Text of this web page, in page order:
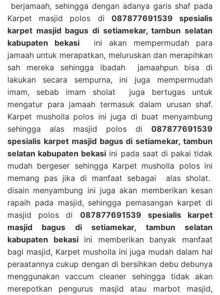
berjamaah, sehingga dengan adanya garis shaf pada
Karpet masjid polos di 087877691539 spesialis
karpet masjid bagus di setiamekar, tambun selatan
kabupaten bekasi ini akan mempermudah para
jamaah untuk merapatkan, meluruskan dan merapihkan
sah mereka sehingga ibadah jamaahpun bisa di
lakukan secara sempurna, ini juga mempermudah
imam, sebab imam sholat juga bertugas untuk
mengatur para jamaah termasuk dalam urusan shaf.
Karpet musholla polos ini juga di buat menyambung
sehingga alas masjid polos di 087877691539
spesialis karpet masjid bagus di setiamekar, tambun
selatan kabupaten bekasi ini pada saat di pakai tidak
mudah bergeser sehingga Karpet musholla polos ini
memang pas jika di manfaat sebagai alas sholat.
disain menyambung ini juga akan memberikan kesan
rapaih pada masjid, sehingga pemasangan karpet di
masjid polos di 087877691539 spesialis karpet
masjid bagus di setiamekar, tambun selatan
kabupaten bekasiini memberikan banyak manfaat
bagi masjid, Karpet musholla ini juga mudah dalam hal
peraatannya cukup dengan di bersihkan debu debunya
menggunakan vaccum cleaner sehingga tidak akan
merepotkan pengurus masjid atau marbot masjid,